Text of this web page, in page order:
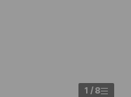
1 / 8